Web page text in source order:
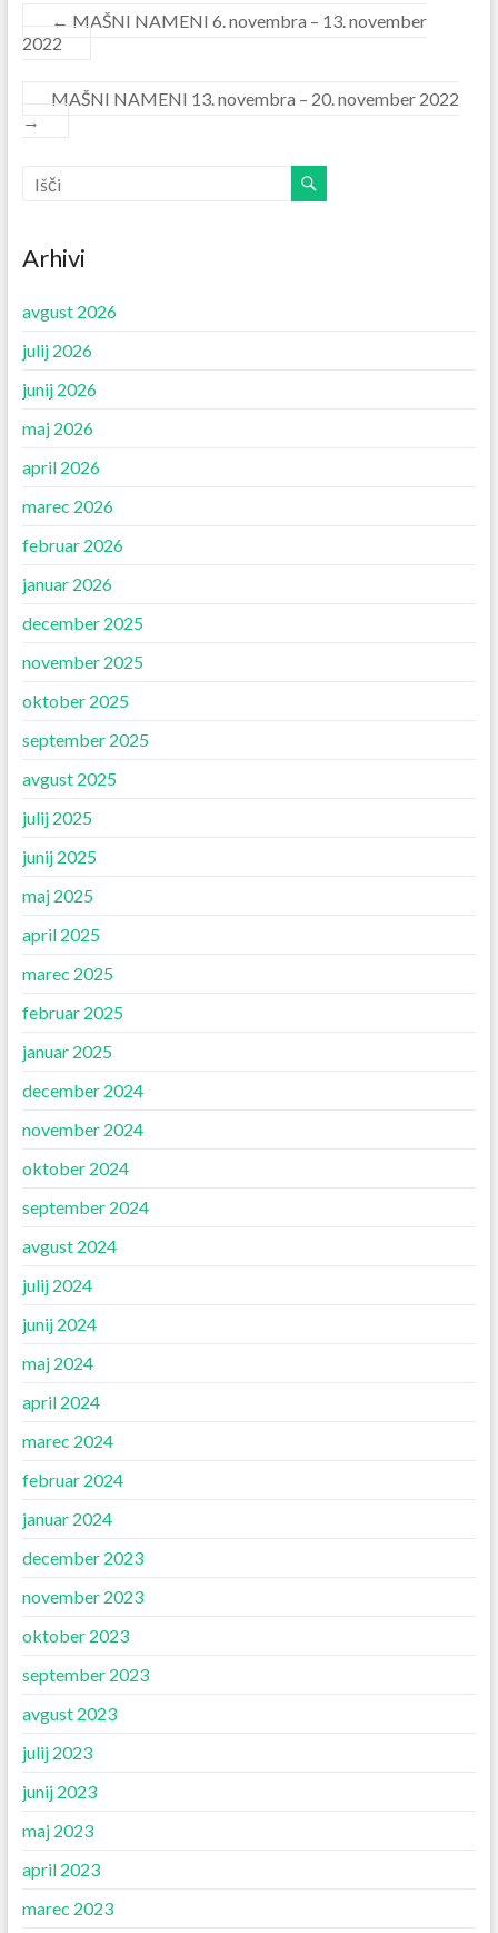
← MAŠNI NAMENI 6. novembra – 13. november
2022
MAŠNI NAMENI 13. novembra – 20. november 2022
→
Arhivi
avgust 2026
julij 2026
junij 2026
maj 2026
april 2026
marec 2026
februar 2026
januar 2026
december 2025
november 2025
oktober 2025
september 2025
avgust 2025
julij 2025
junij 2025
maj 2025
april 2025
marec 2025
februar 2025
januar 2025
december 2024
november 2024
oktober 2024
september 2024
avgust 2024
julij 2024
junij 2024
maj 2024
april 2024
marec 2024
februar 2024
januar 2024
december 2023
november 2023
oktober 2023
september 2023
avgust 2023
julij 2023
junij 2023
maj 2023
april 2023
marec 2023